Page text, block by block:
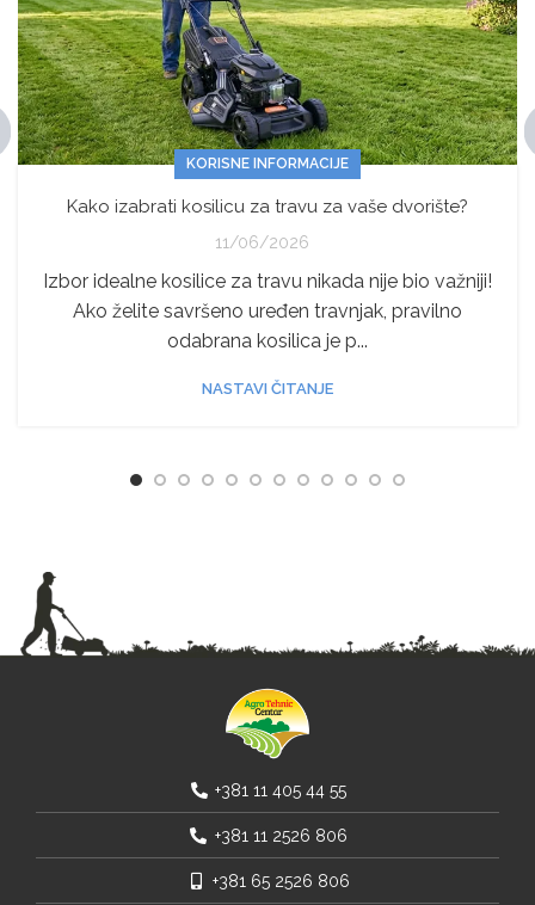
KORISNE INFORMACIJE
Kako izabrati kosilicu za travu za vaše dvorište?
11/06/2026
Izbor idealne kosilice za travu nikada nije bio važniji!
Ako želite savršeno uređen travnjak, pravilno
odabrana kosilica je p...
NASTAVI ČITANJE
+381 11 405 44 55
+381 11 2526 806
+381 65 2526 806